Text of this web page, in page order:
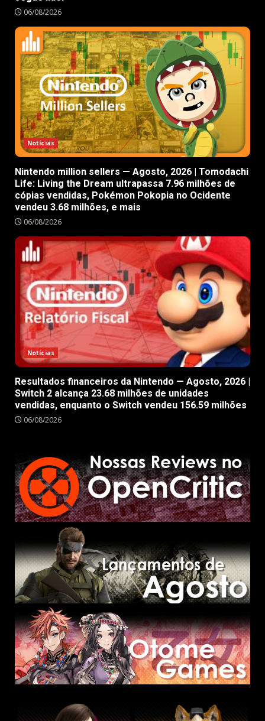
06/08/2026
Notícias
Nintendo million sellers — Agosto, 2026 | Tomodachi
Life: Living the Dream ultrapassa 7.96 milhões de
cópias vendidas, Pokémon Pokopia no Ocidente
vendeu 3.68 milhões, e mais
06/08/2026
Notícias
Resultados financeiros da Nintendo — Agosto, 2026 |
Switch 2 alcança 23.68 milhões de unidades
vendidas, enquanto o Switch vendeu 156.59 milhões
06/08/2026